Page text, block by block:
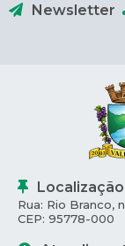
Newsletter
Localização
Rua: Rio Branco,
CEP: 95778-000